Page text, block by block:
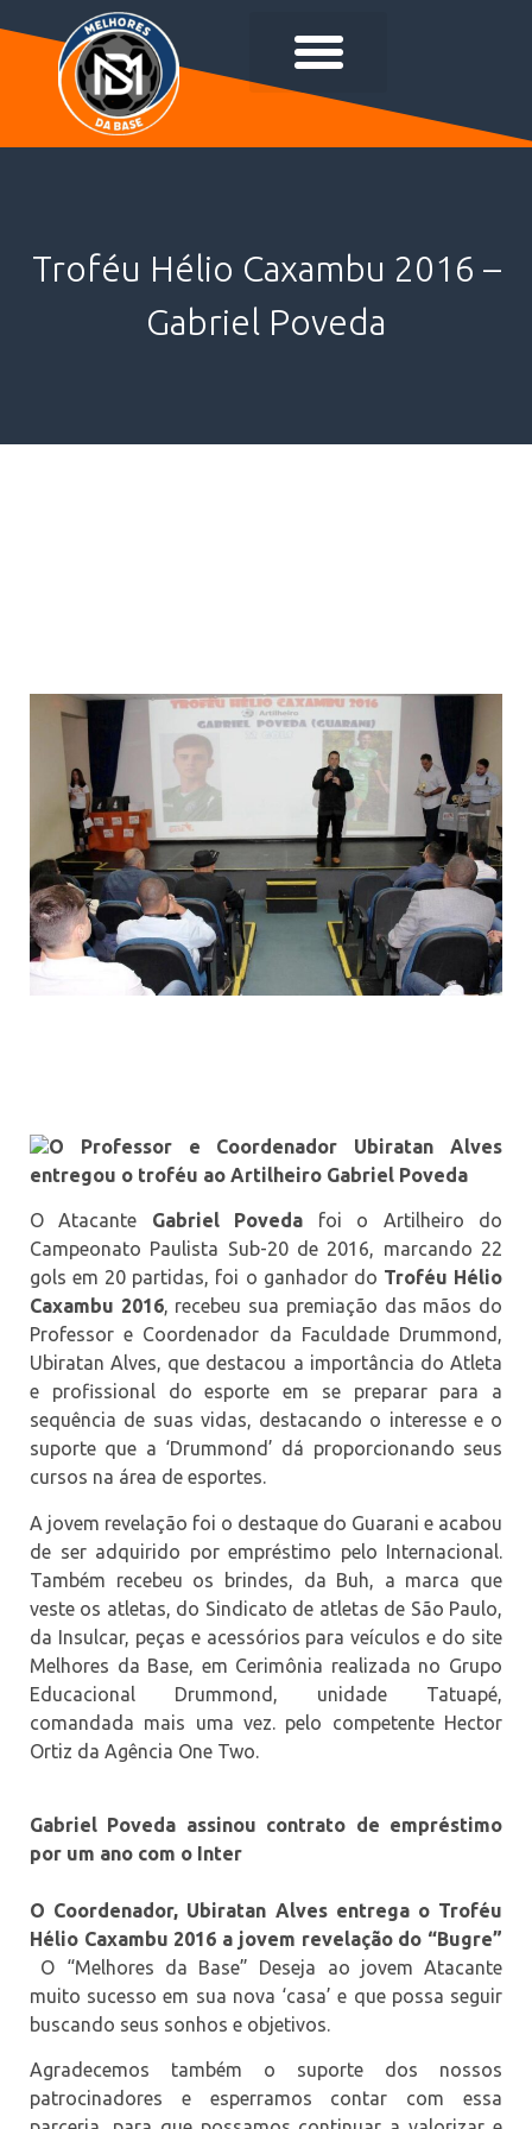
Troféu Hélio Caxambu 2016 –
Gabriel Poveda
O Professor e Coordenador Ubiratan Alves
entregou o troféu ao Artilheiro Gabriel Poveda
O Atacante Gabriel Poveda foi o Artilheiro do
Campeonato Paulista Sub-20 de 2016, marcando 22
gols em 20 partidas, foi o ganhador do Troféu Hélio
Caxambu 2016, recebeu sua premiação das mãos do
Professor e Coordenador da Faculdade Drummond,
Ubiratan Alves, que destacou a importância do Atleta
e profissional do esporte em se preparar para a
sequência de suas vidas, destacando o interesse e o
suporte que a ‘Drummond’ dá proporcionando seus
cursos na área de esportes.
A jovem revelação foi o destaque do Guarani e acabou
de ser adquirido por empréstimo pelo Internacional.
Também recebeu os brindes, da Buh, a marca que
veste os atletas, do Sindicato de atletas de São Paulo,
da Insulcar, peças e acessórios para veículos e do site
Melhores da Base, em Cerimônia realizada no Grupo
Educacional Drummond, unidade Tatuapé,
comandada mais uma vez. pelo competente Hector
Ortiz da Agência One Two.
Gabriel Poveda assinou contrato de empréstimo
por um ano com o Inter
O Coordenador, Ubiratan Alves entrega o Troféu
Hélio Caxambu 2016 a jovem revelação do “Bugre”
O “Melhores da Base” Deseja ao jovem Atacante
muito sucesso em sua nova ‘casa’ e que possa seguir
buscando seus sonhos e objetivos.
Agradecemos também o suporte dos nossos
patrocinadores e esperramos contar com essa